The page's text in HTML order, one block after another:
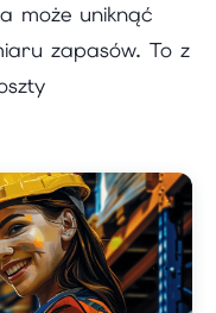
może uniknąć
zapasów. To z